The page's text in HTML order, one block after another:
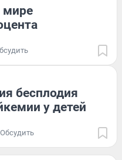
мире
бесплодия
у детей
Обсудить